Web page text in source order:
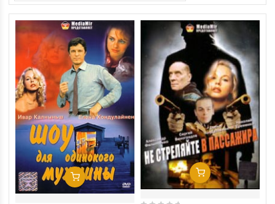
In Den Warenkorb
In Den Warenkorb